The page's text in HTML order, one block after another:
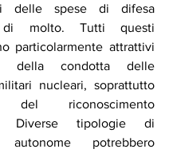
delle spese di difesa
di molto. Tutti questi
particolarmente attrattivi
della condotta delle
nucleari, soprattutto
del riconoscimento
Diverse tipologie di
autonome potrebbero